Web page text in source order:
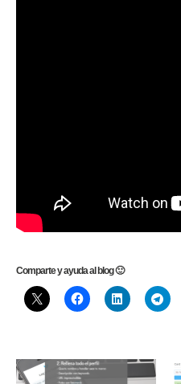
Comparte y ayuda al blog 🙂